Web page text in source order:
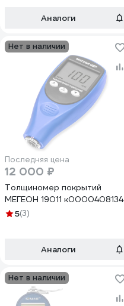
Аналоги
Нет в наличии
Последняя цена
12 000 ₽
Толщиномер покрытий
МЕГЕОН 19011 к0000408134
5(3)
Аналоги
Нет в наличии